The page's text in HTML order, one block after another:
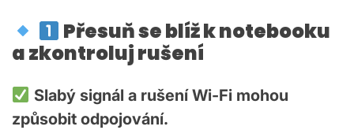
Přesuň se blíž k notebooku
a zkontroluj rušení
Slabý signál a rušení Wi-Fi mohou
způsobit odpojování.